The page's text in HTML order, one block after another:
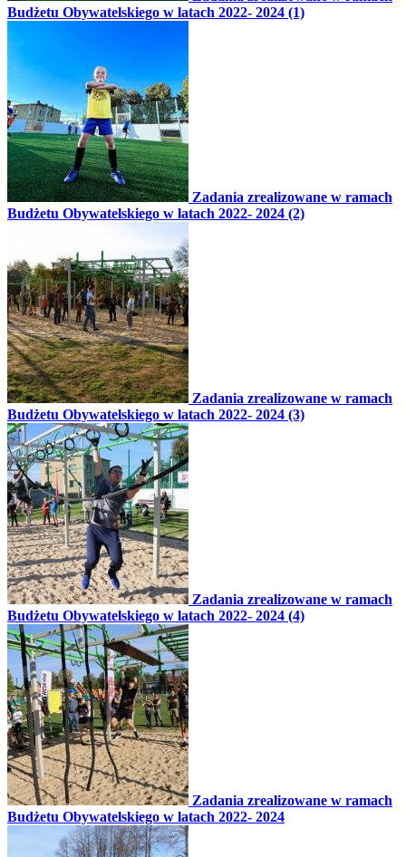
Budżetu Obywatelskiego w latach 2022- 2024 (1)
Zadania zrealizowane w ramach
Budżetu Obywatelskiego w latach 2022- 2024 (2)
Zadania zrealizowane w ramach
Budżetu Obywatelskiego w latach 2022- 2024 (3)
Zadania zrealizowane w ramach
Budżetu Obywatelskiego w latach 2022- 2024 (4)
Zadania zrealizowane w ramach
Budżetu Obywatelskiego w latach 2022- 2024